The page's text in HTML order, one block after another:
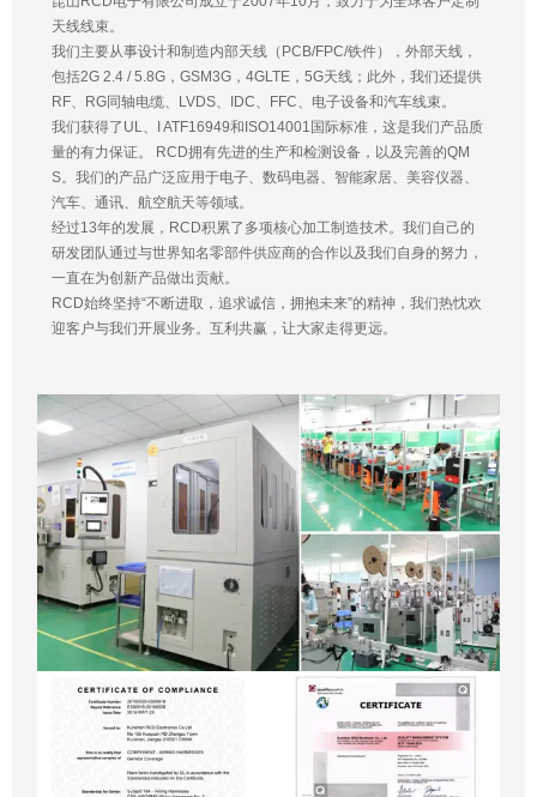
天线线束。
我们主要从事设计和制造内部天线（PCB/FPC/铁件），外部天线，
包括2G 2.4 / 5.8G，GSM3G，4GLTE，5G天线；此外，我们还提供
RF、RG同轴电缆、LVDS、IDC、FFC、电子设备和汽车线束。
我们获得了UL、I ATF16949和ISO14001国际标准，这是我们产品质
量的有力保证。 RCD拥有先进的生产和检测设备，以及完善的QM
S。我们的产品广泛应用于电子、数码电器、智能家居、美容仪器、
汽车、通讯、航空航天等领域。
经过13年的发展，RCD积累了多项核心加工制造技术。我们自己的
研发团队通过与世界知名零部件供应商的合作以及我们自身的努力，
一直在为创新产品做出贡献。
RCD始终坚持“不断进取，追求诚信，拥抱未来”的精神，我们热忱欢
迎客户与我们开展业务。互利共赢，让大家走得更远。